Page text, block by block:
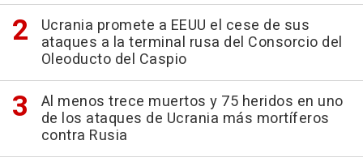
Ucrania promete a EEUU el cese de sus
ataques a la terminal rusa del Consorcio del
Oleoducto del Caspio
Al menos trece muertos y 75 heridos en uno
de los ataques de Ucrania más mortíferos
contra Rusia